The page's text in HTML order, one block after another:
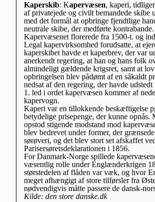
Kaperskib: Kapervæsen, kaperi,
af privatejede og civilt bemandede skibe
med det formål at opbringe fjendtlige
neutrale skibe, der medførte kontrabande.
Kapervæsenet florerede fra 1500-t. og
Legal kapervirksomhed forudsatte, at
kaperskibet havde et kaperbrev, der var
anerkendt regering, at han og hans folk
almindeligt gældende krigsret, samt at
opbringelsen blev pådømt af en såkaldt
nedsat af den regering, der havde udstedt
1. led i ordet kapervæsen kommer af
kapervogn.
Kaperi var en tillokkende beskæftigelse
betydelige prisepenge, der kunne opnås.
opstod stigende modstand mod
blev bedrevet under former, der
sørøveri, og det blev stort set afskaffet
Parisersøretsdeklarationen i 1856.
For Danmark-Norge spillede
væsentlig rolle under Englænderkrigen
størstedelen af flåden var væk, og hvor
meget afhængigt af store tilførsler fra
nødvendigvis måtte passere de dansk-
Kilde: den store danske.dk